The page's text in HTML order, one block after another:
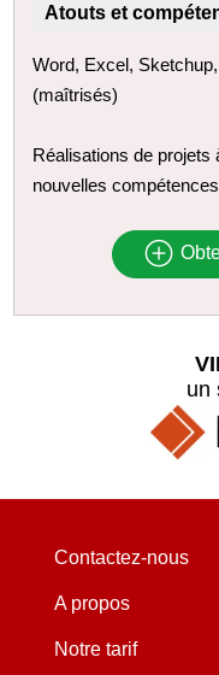
Atouts et
Word, Excel,
(maîtrisés)
Réalisations de projets
nouvelles compétences
un
Contactez-nous
A propos
Notre tarif